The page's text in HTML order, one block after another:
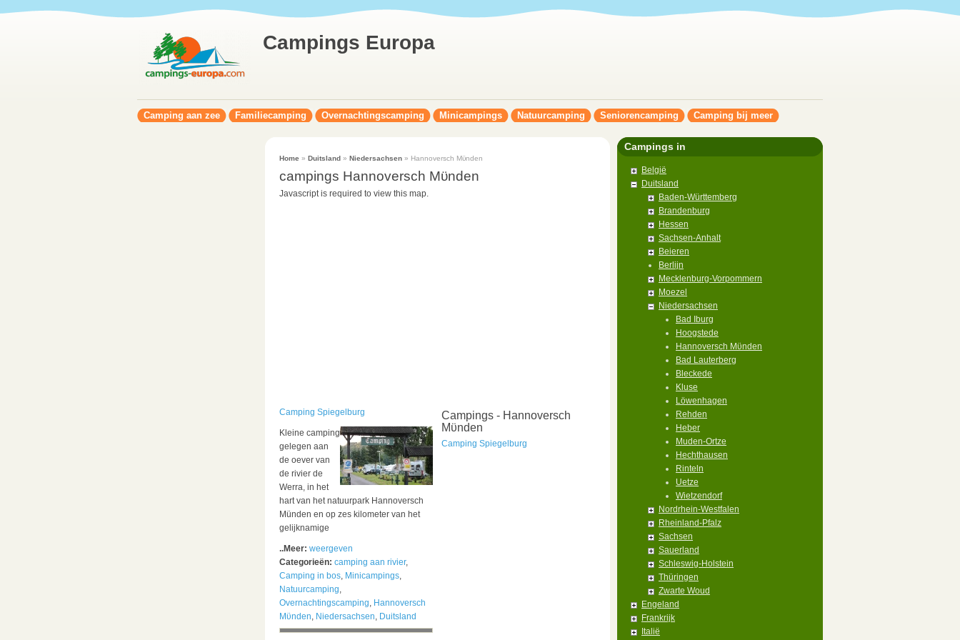
Campings Europa
Camping aan zee Familiecamping Overnachtingscamping Minicampings Natuurcamping Seniorencamping Camping bij meer
Home » Duitsland» Niedersachsen» Hannoversch Mϋnden
campings Hannoversch Mϋnden
Javascript is required to view this map.
Camping Spiegelburg
Kleine camping
gelegen aan
de oever van
de rivier de
Werra, in het
hart van het natuurpark Hannoversch
Münden en op zes kilometer van het
gelijknamige
..Meer: weergeven
Categorieën: camping aan rivier,
Camping in bos, Minicampings,
Natuurcamping,
Overnachtingscamping, Hannoversch
Mϋnden, Niedersachsen, Duitsland
Campings - Hannoversch
Mϋnden
Camping Spiegelburg
Campings in
België
Duitsland
Baden-Württemberg
Brandenburg
Hessen
Sachsen-Anhalt
Beieren
Berlijn
Mecklenburg-Vorpommern
Moezel
Niedersachsen
Bad Iburg
Hoogstede
Hannoversch Mϋnden
Bad Lauterberg
Bleckede
Kluse
Löwenhagen
Rehden
Heber
Muden-Ortze
Hechthausen
Rinteln
Uetze
Wietzendorf
Nordrhein-Westfalen
Rheinland-Pfalz
Sachsen
Sauerland
Schleswig-Holstein
Thüringen
Zwarte Woud
Engeland
Frankrijk
Italië